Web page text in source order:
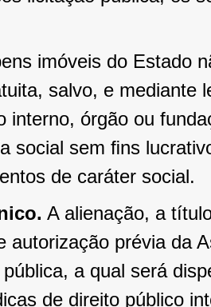
imóveis do Estado
salvo, e mediante
interno, órgão ou
social sem ﬁns
de caráter social.
A alienação, a
autorização prévia da
a qual será
de direito público